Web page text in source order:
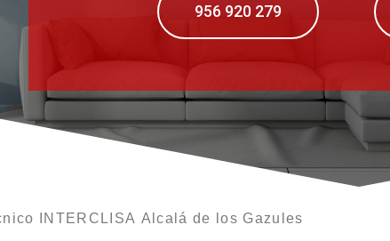
956 920 279
INTERCLISA Alcalá de los Gazules